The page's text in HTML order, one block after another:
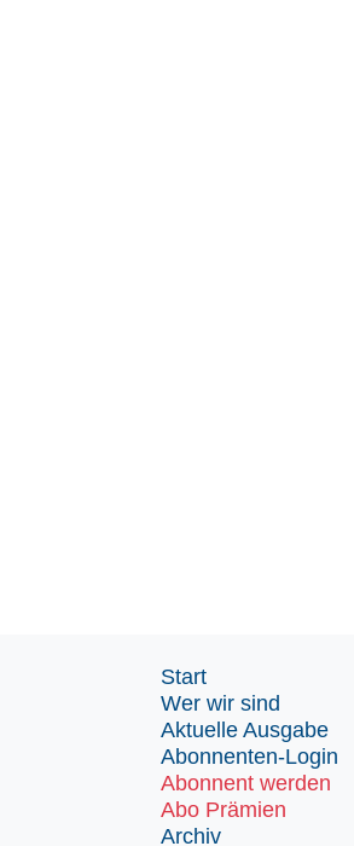
Start
Wer wir sind
Aktuelle Ausgabe
Abonnenten-Login
Abonnent werden
Abo Prämien
Archiv